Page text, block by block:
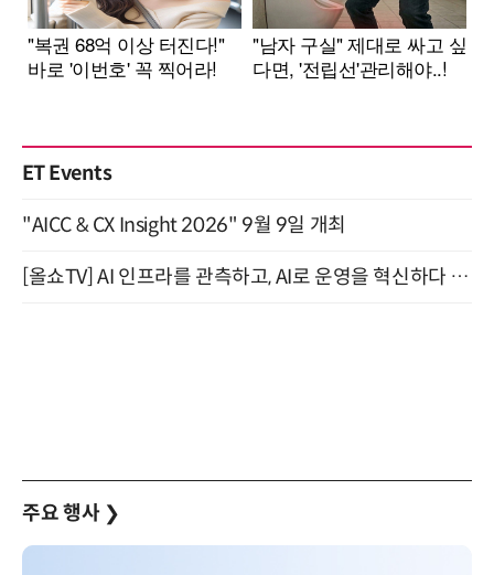
ET Events
"AICC & CX Insight 2026" 9월 9일 개최
[올쇼TV] AI 인프라를 관측하고, AI로 운영을 혁신하다 (8월 11일 생방송)
주요 행사 ❯